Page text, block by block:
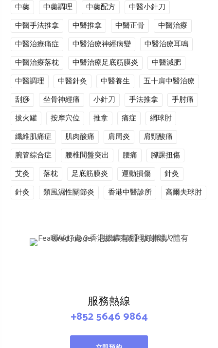
中藥 中藥調理 中藥配方
中醫小針刀
中醫手法推拿
中醫推拿 中醫正骨
中醫治療
中醫治療痛症
中醫治療神經病變
中醫治療耳鳴
中醫治療落枕
中醫治療足底筋膜炎
中醫減肥
中醫調理
中醫針灸 中醫養生
五十肩中醫治療
刮痧
坐骨神經痛 小針刀 手法推拿
手肘痛
拔火罐
按摩穴位 推拿 痛症
網球肘
纖維肌痛症
肌肉酸痛 肩周炎
肩頸酸痛
腕管綜合症
腰椎間盤突出 腰痛
腳踝扭傷
艾灸
落枕 足底筋膜炎 運動損傷
針灸
針灸
類風濕性關節炎 香港中醫診所 高爾夫球肘
服務熱線
+852 5646 9864